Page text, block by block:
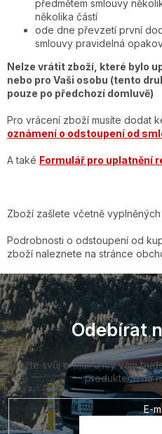
předmětem smlouvy
několika částí
ode dne převzetí první
smlouvy pravidelná
Nelze vrátit zboží, které bylo
nebo pro Vaši osobu (tento
pouze po předchozí domluvě)
Pro vrácení zboží musíte dodat
oznámení o odstoupení od
A také Formulář pro uplatnění
Zboží zašlete včetně vyplněných
Podrobnosti o odstoupení od
zboží naleznete na stránce
Z
á
p
a
t
í
Odebírat
Vložte svůj e-mail a my vám
produktech na
E-